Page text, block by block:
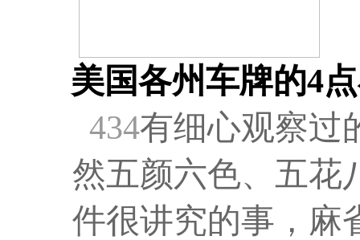
美国各州车牌的4
434有细心观察过
然五颜六色、五花
件很讲究的事，麻